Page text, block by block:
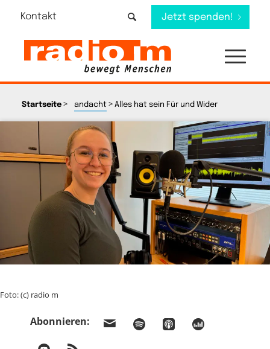
Kontakt Jetzt spenden!
Startseite> andacht> Alles hat sein Für und Wider
Foto: (c) radio m
Abonnieren: